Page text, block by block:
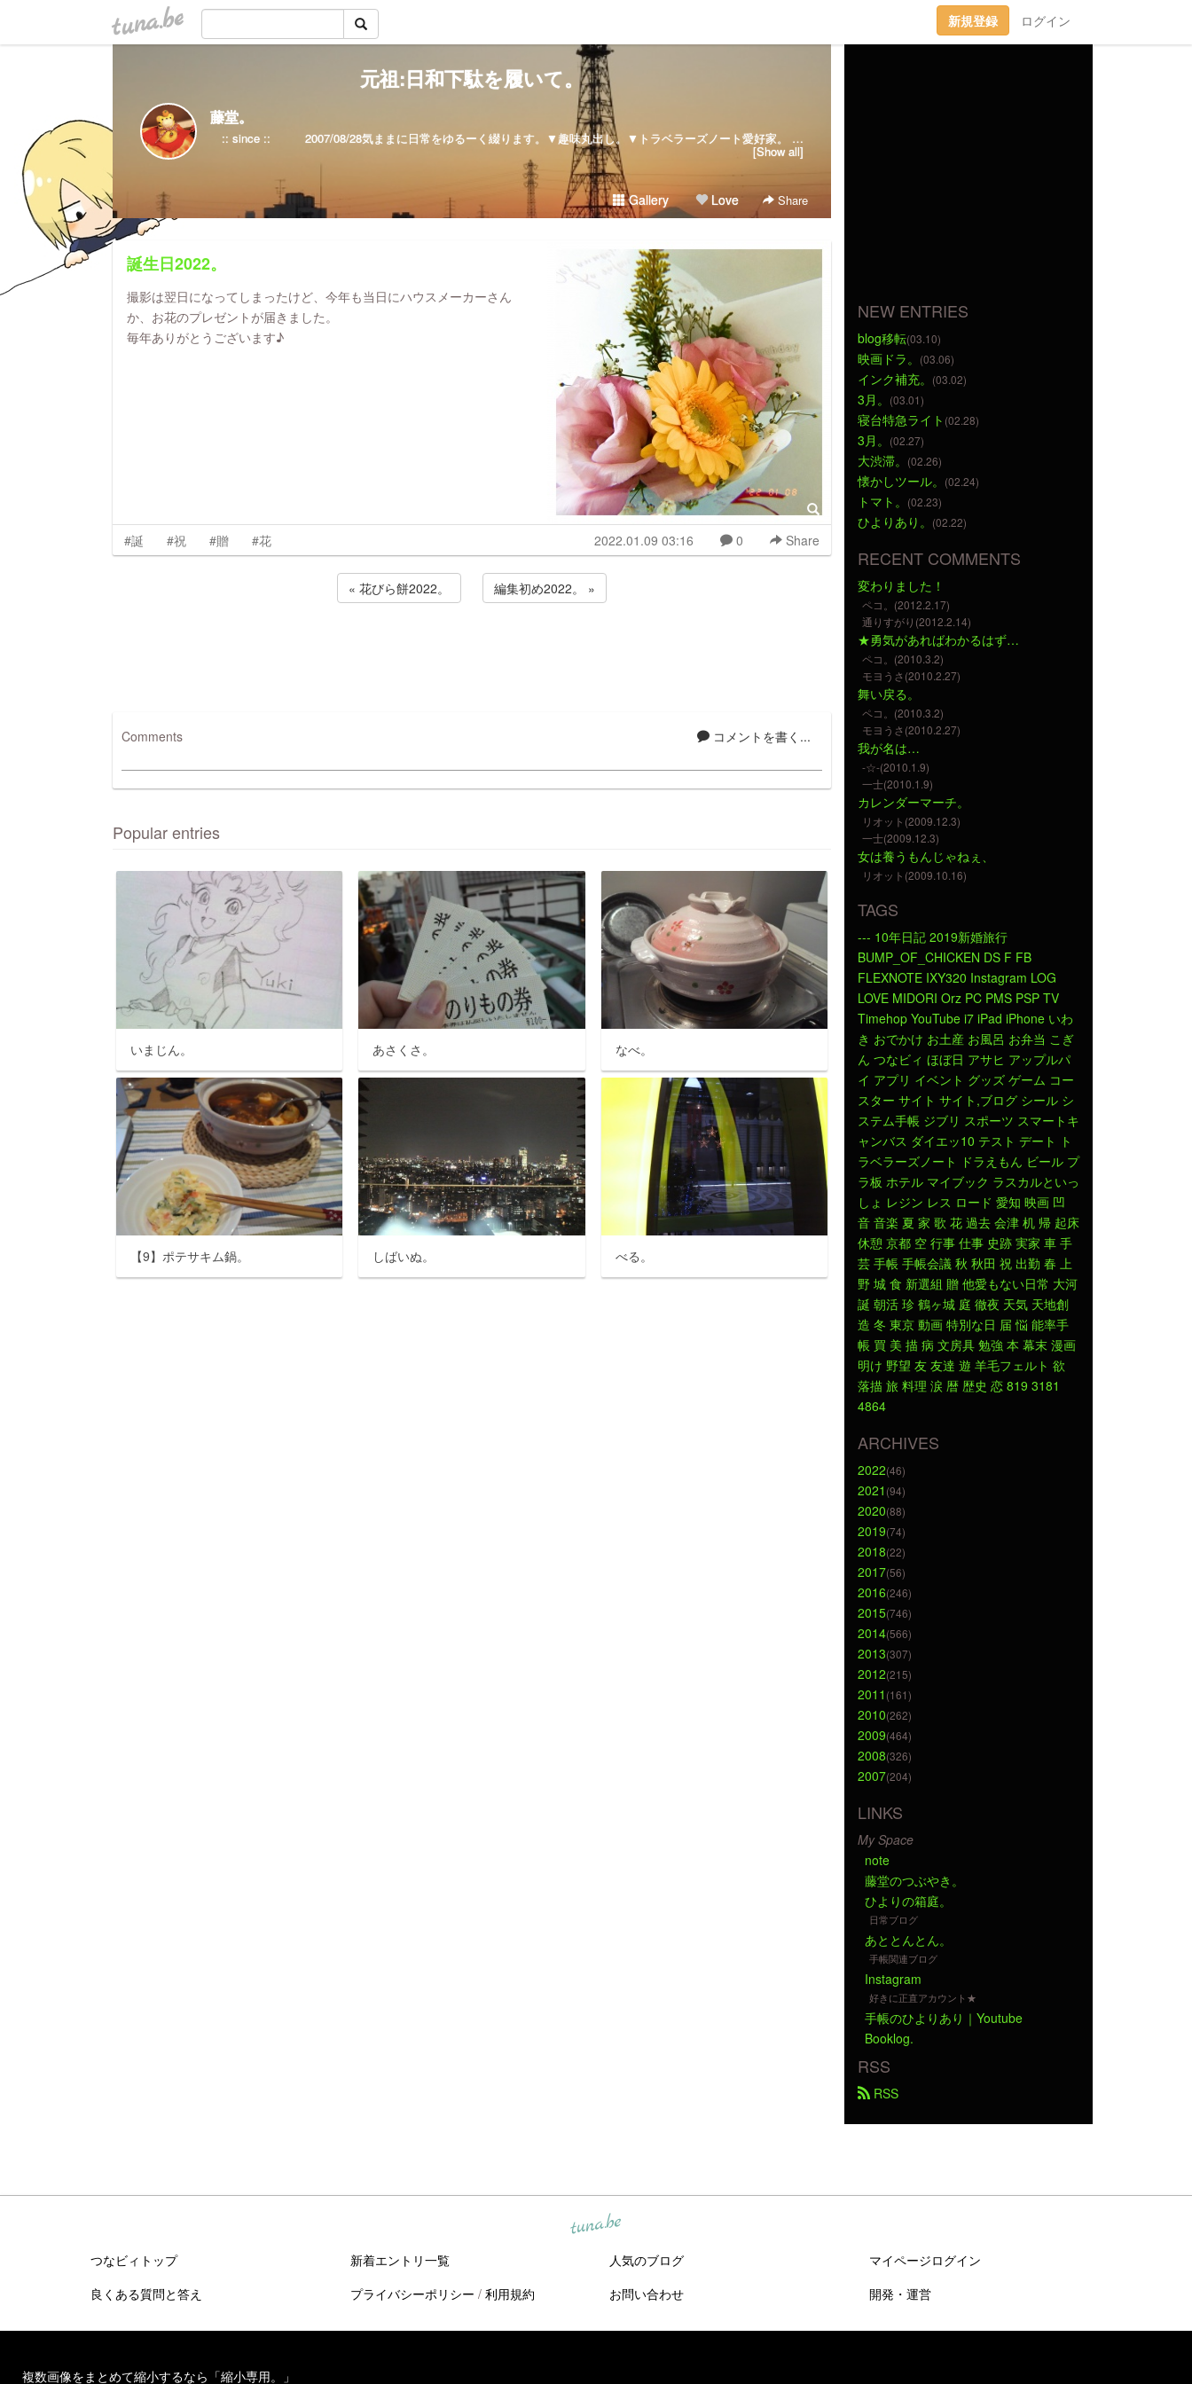
tuna.be 新規登録 ログイン
元祖:日和下駄を履いて。
藤堂。
:: since :: 2007/08/28気ままに日常をゆるーく綴ります。▼趣味丸出し。▼トラベラーズノート愛好家。 →書籍に一部載せていただきました★(奇跡)▼小さいノート活用術▼FLEXNOTEも活用しています。▼他、手帳・文房具大好き。▼2018に都内→田舎に移住。▼プラ板・レジン・手芸などハンドメイドをたまに▼メインはインスタです。
[Show all]
Gallery Love Share
誕生日2022。
撮影は翌日になってしまったけど、今年も当日にハウスメーカーさん
か、お花のプレゼントが届きました。
毎年ありがとうございます♪
#誕 #祝 #贈 #花 2022.01.09 03:16 0 Share
« 花びら餅2022。 編集初め2022。 »
コメントを書く...
Comments
Popular entries
いまじん。 あさくさ。 なべ。
【9】ポテサキム鍋。 しばいぬ。 べる。
NEW ENTRIES
blog移転(03.10)
映画ドラ。 (03.06)
インク補充。 (03.02)
3月。 (03.01)
寝台特急ライト (02.28)
3月。 (02.27)
大渋滞。 (02.26)
懐かしツール。 (02.24)
トマト。 (02.23)
ひよりあり。 (02.22)
RECENT COMMENTS
変わりました！
ペコ。(2012.2.17)
通りすがり(2012.2.14)
★勇気があればわかるはず…
ペコ。(2010.3.2)
モヨうさ(2010.2.27)
舞い戻る。
ペコ。(2010.3.2)
モヨうさ(2010.2.27)
我が名は…
-☆-(2010.1.9)
一士(2010.1.9)
カレンダーマーチ。
リオット(2009.12.3)
一士(2009.12.3)
女は養うもんじゃねぇ、
リオット(2009.10.16)
TAGS
--- 10年日記 2019新婚旅行
BUMP_OF_CHICKEN DS F FB
FLEXNOTE IXY320 Instagram LOG
LOVE MIDORI Orz PC PMS PSP TV
Timehop YouTube i7 iPad iPhone いわ
き おでかけ お土産 お風呂 お弁当 こぎ
ん つなビィ ほぼ日 アサヒ アップルパ
イ アプリ イベント グッズ ゲーム コー
スター サイト サイト,ブログ シール シ
ステム手帳 ジブリ スポーツ スマートキ
ャンバス ダイエッ10 テスト デート ト
ラベラーズノート ドラえもん ビール プ
ラ板 ホテル マイブック ラスカルといっ
しょ レジン レス ロード 愛知 映画 凹
音 音楽 夏 家 歌 花 過去 会津 机 帰 起床
休憩 京都 空 行事 仕事 史跡 実家 車 手
芸 手帳 手帳会議 秋 秋田 祝 出勤 春 上
野 城 食 新選組 贈 他愛もない日常 大河
誕 朝活 珍 鶴ヶ城 庭 徹夜 天気 天地創
造 冬 東京 動画 特別な日 届 悩 能率手
帳 買 美 描 病 文房具 勉強 本 幕末 漫画
明け 野望 友 友達 遊 羊毛フェルト 欲
落描 旅 料理 涙 暦 歴史 恋 819 3181
4864
ARCHIVES
2022(46)
2021 (94)
2020(88)
2019(74)
2018(22)
2017(56)
2016(246)
2015(746)
2014(566)
2013(307)
2012(215)
2011 (161)
2010(262)
2009(464)
2008(326)
2007(204)
LINKS
My Space
note
藤堂のつぶやき。
ひよりの箱庭。
日常ブログ
あととんとん。
手帳関連ブログ
Instagram
好きに正直アカウント★
手帳のひよりあり｜Youtube
Booklog.
RSS
RSS
tuna.be
つなビィトップ 新着エントリ一覧 人気のブログ
マイページログイン
良くある質問と答え
プライバシーポリシー / 利用規約 お問い合わせ 開発・運営
複数画像をまとめて縮小するなら「縮小専用。」